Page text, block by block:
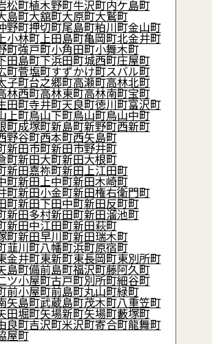
松町植木野町牛沢町内ケ島町
島町大舘町大原町大鷲町
野町押切町尾島町粕川町金山町
小林町上田島町亀岡町北金井町
町強戸町小角田町小舞木町
田島町下浜田町城西町庄屋町
町菅塩町すずかけ町スバル町
子町台之郷町高瀬町高林北町
林西町高林東町高林南町宝町
田町寺井町天良町徳川町富沢町
上町鳥山下町鳥山町鳥山中町
町成塚町新島町新野町西新町
野谷町西本町西矢島町
新田市町新田市野井町
町新田大町新田大根町
新田嘉祢町新田上江田町
町新田上中町新田木崎町
町新田小金町新田権右衛門町
町新田下田中町新田反町町
新田多村新田町新田溜池町
新田中江田町新田萩町
町新田早川町新田瑞木町
韮川町八幡町浜町原宿町
金井町東新町東長岡町東別所町
島町備前島町福沢町藤阿久町
ツ小屋町古戸町別所町細谷町
前小屋町前島町丸山町緑町
矢島町武蔵島町茂木町八重笠町
田堀町矢場新町矢場町藪塚町
良町吉沢町米沢町寄合町龍舞町
屋町